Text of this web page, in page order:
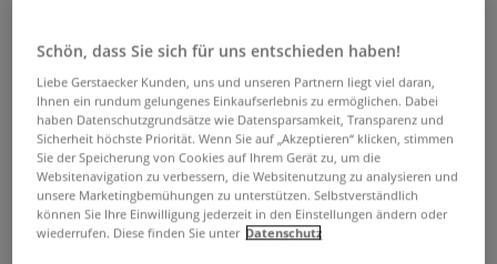
Clairefontaine Fotokarton Maya
Sortiment
Schön, dass Sie sich für uns entschieden haben!
Liebe Gerstaecker Kunden, uns und unseren Partnern liegt viel daran,
Ihnen ein rundum gelungenes Einkaufserlebnis zu ermöglichen. Dabei
haben Datenschutzgrundsätze wie Datensparsamkeit, Transparenz und
Sicherheit höchste Priorität. Wenn Sie auf „Akzeptieren“ klicken, stimmen
Sie der Speicherung von Cookies auf Ihrem Gerät zu, um die
Websitenavigation zu verbessern, die Websitenutzung zu analysieren und
unsere Marketingbemühungen zu unterstützen. Selbstverständlich
können Sie Ihre Einwilligung jederzeit in den Einstellungen ändern oder
wiederrufen. Diese finden Sie unter Datenschutz